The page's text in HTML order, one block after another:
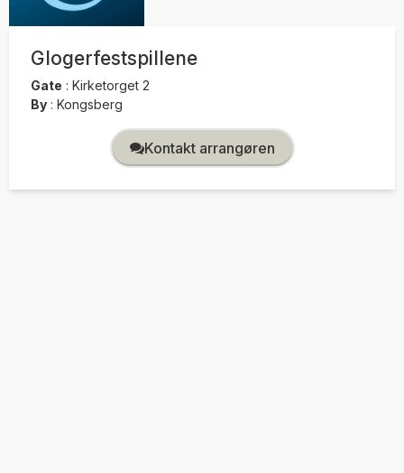
Glogerfestspillene
Gate : Kirketorget 2
By : Kongsberg
Kontakt arrangøren